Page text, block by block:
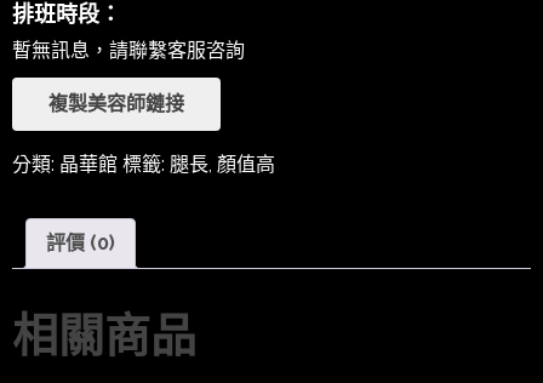
排班時段：
暫無訊息，請聯繫客服咨詢
複製美容師鏈接
分類: 晶華館 標籤: 腿長, 顏值高
評價 (0)
相關商品